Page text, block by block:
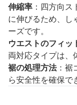
伸縮率 ：四方向
に伸びるため、し
ーズです。
ウエストのフィッ
両対応タイプは、
裾の処理方法：裾
ら安全性を確保で